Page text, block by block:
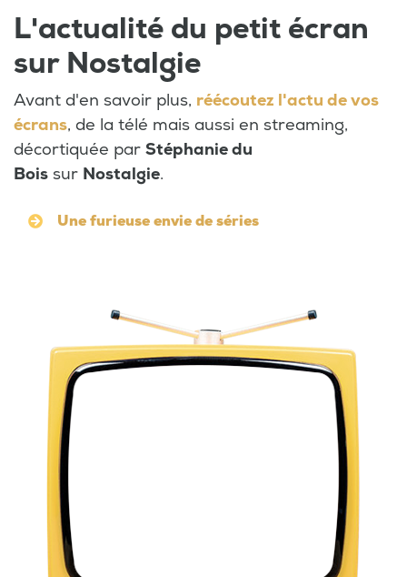
L'actualité du petit écran
sur Nostalgie
Avant d'en savoir plus, réécoutez l'actu de vos
écrans, de la télé mais aussi en streaming,
décortiquée par Stéphanie du
Bois sur Nostalgie.
Une furieuse envie de séries